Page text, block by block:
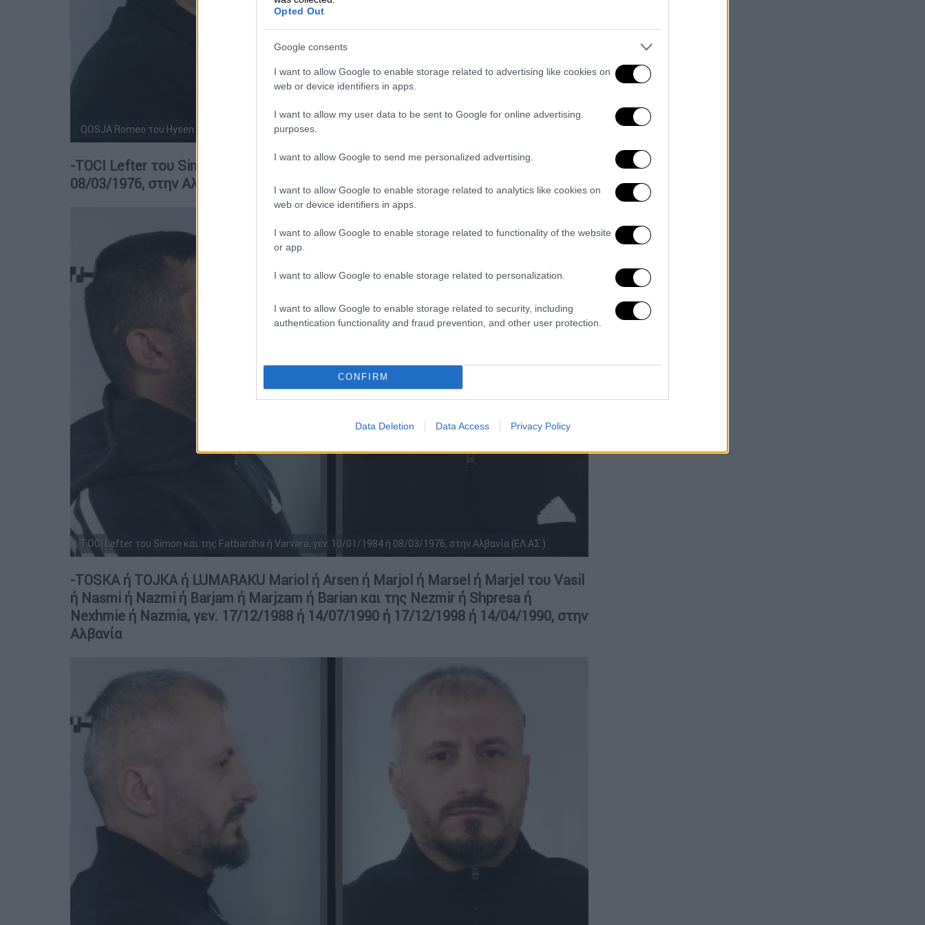
Opted Out
Google consents
I want to allow Google to enable storage related to advertising like cookies on
web or device identifiers in apps.
I want to allow my user data to be sent to Google for online advertising
purposes.
I want to allow Google to send me personalized advertising.
I want to allow Google to enable storage related to analytics like cookies on
web or device identifiers in apps.
I want to allow Google to enable storage related to functionality of the website
or app.
I want to allow Google to enable storage related to personalization.
I want to allow Google to enable storage related to security, including
authentication functionality and fraud prevention, and other user protection.
CONFIRM
Data Deletion Data Access Privacy Policy
QOSJA Romeo του Hysen και της Manousaki ή Manushaqe, γεν. 18/10/1984, στην Αλβανία (ΕΛ.ΑΣ.)
-TOCI Lefter του Simon και της Fatbardha ή Varvara, γεν. 10/01/1984 ή
08/03/1976, στην Αλβανία
TOCI Lefter του Simon και της Fatbardha ή Varvara, γεν. 10/01/1984 ή 08/03/1976, στην Αλβανία (ΕΛ.ΑΣ.)
-TOSKA ή TOJKA ή LUMARAKU Mariol ή Arsen ή Marjol ή Marsel ή Marjel του Vasil
ή Nasmi ή Nazmi ή Barjam ή Marjzam ή Barian και της Nezmir ή Shpresa ή
Nexhmie ή Nazmia, γεν. 17/12/1988 ή 14/07/1990 ή 17/12/1998 ή 14/04/1990, στην
Αλβανία